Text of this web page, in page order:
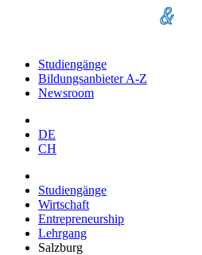
Studiengänge
Bildungsanbieter A-Z
Newsroom
DE
CH
Studiengänge
Wirtschaft
Entrepreneurship
Lehrgang
Salzburg